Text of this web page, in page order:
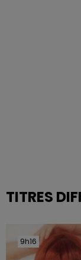
TITRES
9h16
9h16